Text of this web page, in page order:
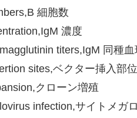
細胞数
濃度
titers,IgM 同種血
sites,ベクター挿入部位
クローン増殖
infection,サイトメガ